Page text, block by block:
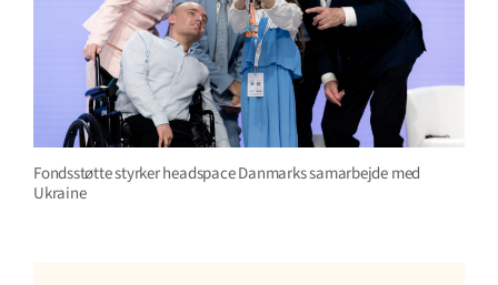
Fondsstøtte styrker headspace Danmarks samarbejde med
Ukraine